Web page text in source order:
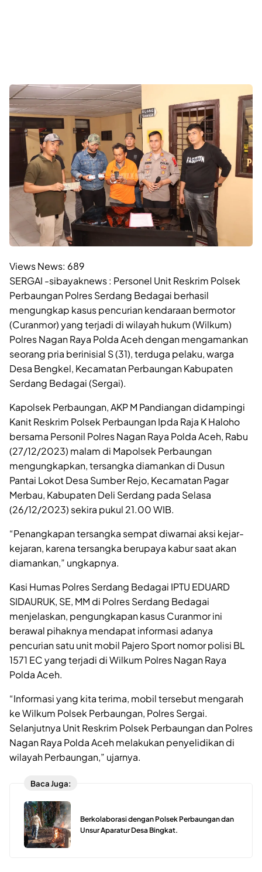
Views News: 689
SERGAI -sibayaknews : Personel Unit Reskrim Polsek
Perbaungan Polres Serdang Bedagai berhasil
mengungkap kasus pencurian kendaraan bermotor
(Curanmor) yang terjadi di wilayah hukum (Wilkum)
Polres Nagan Raya Polda Aceh dengan mengamankan
seorang pria berinisial S (31), terduga pelaku, warga
Desa Bengkel, Kecamatan Perbaungan Kabupaten
Serdang Bedagai (Sergai).
Kapolsek Perbaungan, AKP M Pandiangan didampingi
Kanit Reskrim Polsek Perbaungan Ipda Raja K Haloho
bersama Personil Polres Nagan Raya Polda Aceh, Rabu
(27/12/2023) malam di Mapolsek Perbaungan
mengungkapkan, tersangka diamankan di Dusun
Pantai Lokot Desa Sumber Rejo, Kecamatan Pagar
Merbau, Kabupaten Deli Serdang pada Selasa
(26/12/2023) sekira pukul 21.00 WIB.
“Penangkapan tersangka sempat diwarnai aksi kejar-
kejaran, karena tersangka berupaya kabur saat akan
diamankan,” ungkapnya.
Kasi Humas Polres Serdang Bedagai IPTU EDUARD
SIDAURUK, SE, MM di Polres Serdang Bedagai
menjelaskan, pengungkapan kasus Curanmor ini
berawal pihaknya mendapat informasi adanya
pencurian satu unit mobil Pajero Sport nomor polisi BL
1571 EC yang terjadi di Wilkum Polres Nagan Raya
Polda Aceh.
“Informasi yang kita terima, mobil tersebut mengarah
ke Wilkum Polsek Perbaungan, Polres Sergai.
Selanjutnya Unit Reskrim Polsek Perbaungan dan Polres
Nagan Raya Polda Aceh melakukan penyelidikan di
wilayah Perbaungan,” ujarnya.
Baca Juga:
Berkolaborasi dengan Polsek Perbaungan dan
Unsur Aparatur Desa Bingkat.